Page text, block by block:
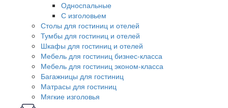
Односпальные
С изголовьем
Столы для гостиниц и отелей
Тумбы для гостиниц и отелей
Шкафы для гостиниц и отелей
Мебель для гостиниц бизнес-класса
Мебель для гостиниц эконом-класса
Багажницы для гостиниц
Матрасы для гостиниц
Мягкие изголовья